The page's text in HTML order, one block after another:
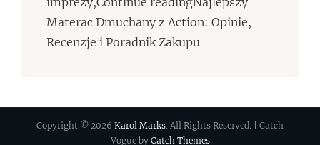
Materac Dmuchany z Action: Opinie,
Recenzje i Poradnik Zakupu
Copyright © 2026 Karol Marks. All Rights Reserved. | Catch
Vogue by Catch Themes